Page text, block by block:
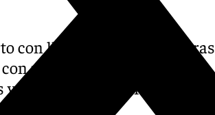
con lluvia. Las temperaturas
respecto a las de hoy, con
mínimos de 10. Habrá un